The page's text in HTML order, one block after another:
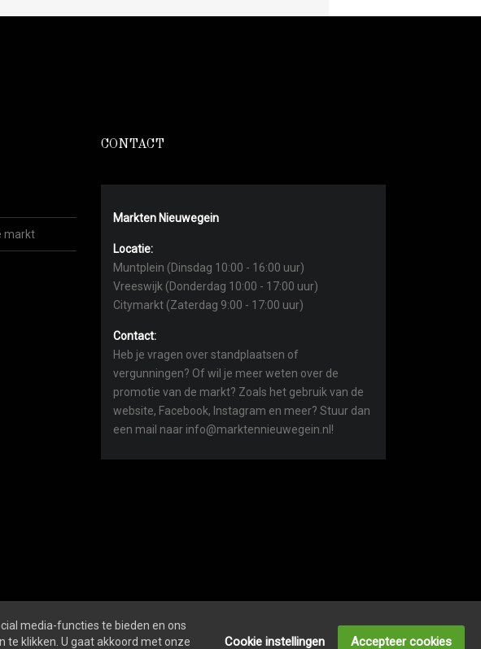
markt
CONTACT
Markten Nieuwegein
Locatie:
Muntplein (Dinsdag 10:00 - 16:00 uur)
Vreeswijk (Donderdag 10:00 - 17:00 uur)
Citymarkt (Zaterdag 9:00 - 17:00 uur)
Contact:
Heb je vragen over standplaatsen of
vergunningen? Of wil je meer weten over de
promotie van de markt? Zoals het gebruik van de
website, Facebook, Instagram en meer? Stuur dan
een mail naar info@marktennieuwegein.nl!
PRIVACY- EN COOKIEVERKLARING
ONDERNEMERS LOGIN
media-functies te bieden en ons
te klikken. U gaat akkoord met onze
Cookie instellingen Accepteer cookies